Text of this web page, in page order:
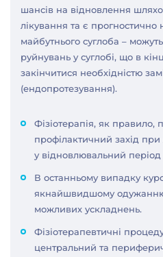
шансів на відновлення
лікування та є
майбутнього суглоба –
руйнувань у суглобі, що в
закінчитися необхідністю
(ендопротезування).
Фізіотерапія, як правило,
профілактичний захід
у відновлювальний період
В останньому випадку курс
якнайшвидшому одужанню
можливих ускладнень.
Фізіотерапевтичні
центральний та